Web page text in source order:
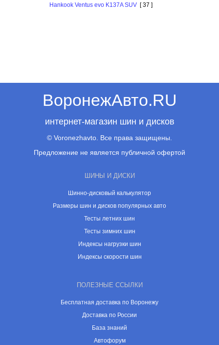
Hankook Ventus evo K137A SUV[ 37 ]
ВоронежАвто.RU
интернет-магазин шин и дисков
© Voronezhavto. Все права защищены.
Предложение не является публичной офертой
ШИНЫ И ДИСКИ
Шинно-дисковый калькулятор
Размеры шин и дисков популярных авто
Тесты летних шин
Тесты зимних шин
Индексы нагрузки шин
Индексы скорости шин
ПОЛЕЗНЫЕ ССЫЛКИ
Бесплатная доставка по Воронежу
Доставка по России
База знаний
Автофорум